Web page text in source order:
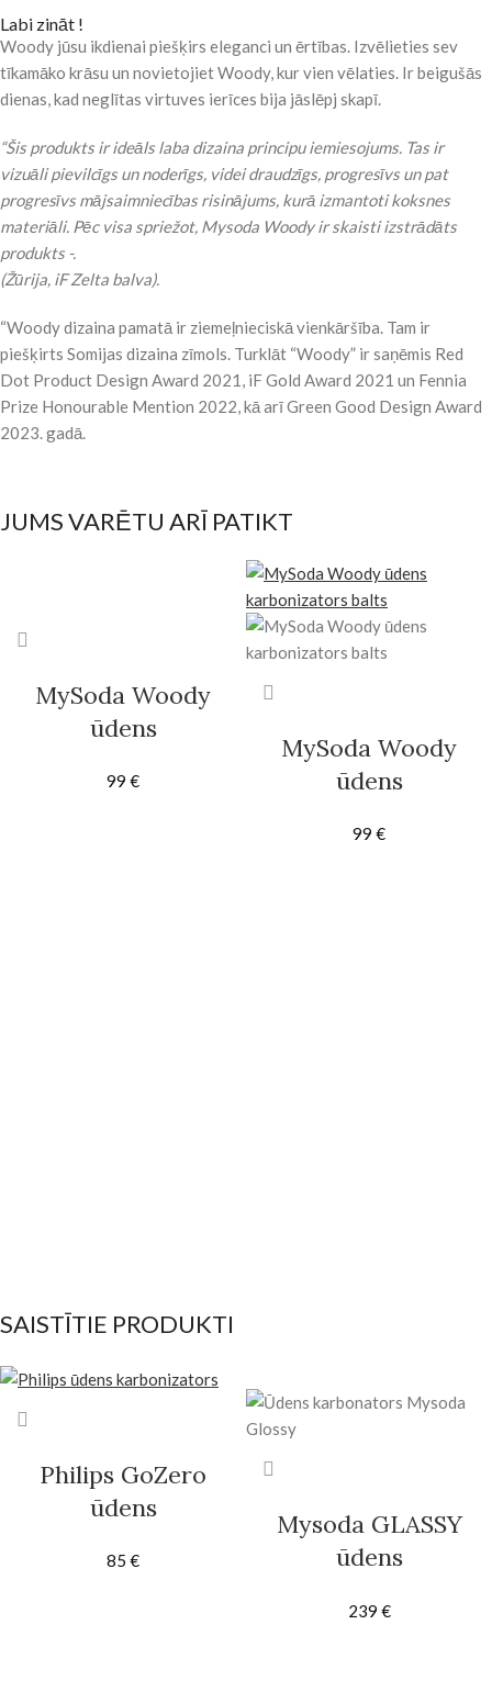
Labi zināt !
Woody jūsu ikdienai piešķirs eleganci un ērtības. Izvēlieties sev
tīkamāko krāsu un novietojiet Woody, kur vien vēlaties. Ir beigušās
dienas, kad neglītas virtuves ierīces bija jāslēpj skapī.
“Šis produkts ir ideāls laba dizaina principu iemiesojums. Tas ir
vizuāli pievilcīgs un noderīgs, videi draudzīgs, progresīvs un pat
progresīvs mājsaimniecības risinājums, kurā izmantoti koksnes
materiāli. Pēc visa spriežot, Mysoda Woody ir skaisti izstrādāts
produkts -.
(Žūrija, iF Zelta balva).
“Woody dizaina pamatā ir ziemeļnieciskā vienkāršība. Tam ir
piešķirts Somijas dizaina zīmols. Turklāt “Woody” ir saņēmis Red
Dot Product Design Award 2021, iF Gold Award 2021 un Fennia
Prize Honourable Mention 2022, kā arī Green Good Design Award
2023. gadā.
JUMS VARĒTU ARĪ PATIKT
MySoda Woody
ūdens
melns
99 €
MySoda Woody
ūdens
99 €
SAISTĪTIE PRODUKTI
Philips GoZero
ūdens
85 €
Mysoda GLASSY
ūdens
Latte
239 €